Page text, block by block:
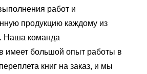
работ и
продукцию каждому из
Наша команда
имеет большой опыт работы в
книг на заказ, и мы